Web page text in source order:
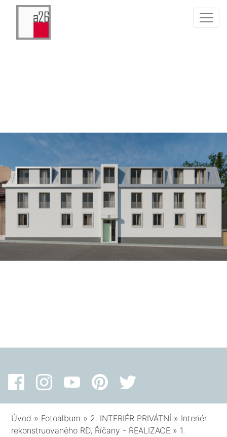
Úvod » Fotoalbum » 2. INTERIÉR PRIVÁTNÍ » Interiér
rekonstruovaného RD, Říčany - REALIZACE » 1.